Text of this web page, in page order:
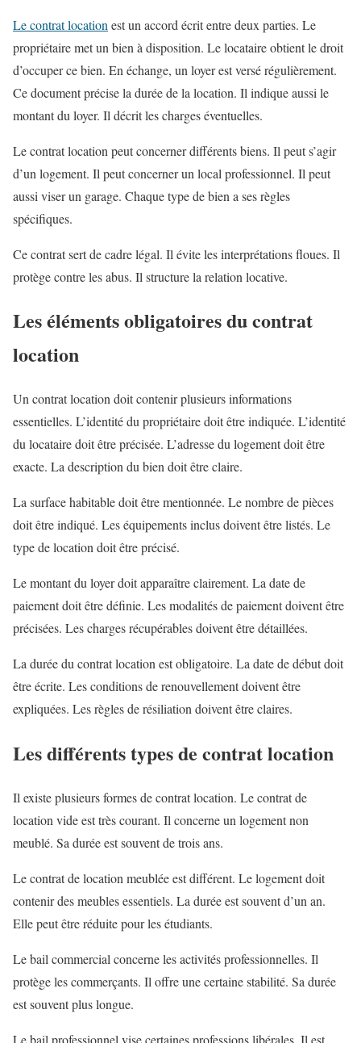
Le contrat location est un accord écrit entre deux parties. Le
propriétaire met un bien à disposition. Le locataire obtient le droit
d’occuper ce bien. En échange, un loyer est versé régulièrement.
Ce document précise la durée de la location. Il indique aussi le
montant du loyer. Il décrit les charges éventuelles.
Le contrat location peut concerner différents biens. Il peut s’agir
d’un logement. Il peut concerner un local professionnel. Il peut
aussi viser un garage. Chaque type de bien a ses règles
spécifiques.
Ce contrat sert de cadre légal. Il évite les interprétations floues. Il
protège contre les abus. Il structure la relation locative.
Les éléments obligatoires du contrat
location
Un contrat location doit contenir plusieurs informations
essentielles. L’identité du propriétaire doit être indiquée. L’identité
du locataire doit être précisée. L’adresse du logement doit être
exacte. La description du bien doit être claire.
La surface habitable doit être mentionnée. Le nombre de pièces
doit être indiqué. Les équipements inclus doivent être listés. Le
type de location doit être précisé.
Le montant du loyer doit apparaître clairement. La date de
paiement doit être définie. Les modalités de paiement doivent être
précisées. Les charges récupérables doivent être détaillées.
La durée du contrat location est obligatoire. La date de début doit
être écrite. Les conditions de renouvellement doivent être
expliquées. Les règles de résiliation doivent être claires.
Les différents types de contrat location
Il existe plusieurs formes de contrat location. Le contrat de
location vide est très courant. Il concerne un logement non
meublé. Sa durée est souvent de trois ans.
Le contrat de location meublée est différent. Le logement doit
contenir des meubles essentiels. La durée est souvent d’un an.
Elle peut être réduite pour les étudiants.
Le bail commercial concerne les activités professionnelles. Il
protège les commerçants. Il offre une certaine stabilité. Sa durée
est souvent plus longue.
Le bail professionnel vise certaines professions libérales. Il est